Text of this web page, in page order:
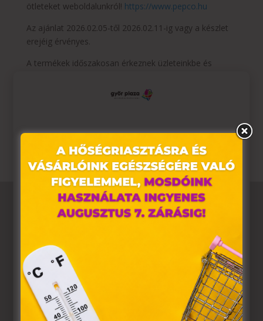
ötleteket weboldalunkról! https://www.pepco.hu
Az ajánlat 2026.02.05-től 2026.02.11-ig vagy a készlet
erejéig érvényes.
A termékek időszakosan érkeznek üzleteinkbe és
Weboldalunkon „cookie"-kat (továbbiakban „süti")
alkalmazunk. Ezek olyan fájlok, melyek információt
tárolnak webes böngészőjében. Ehhez az Ön
hozzájárulása szükséges.
A „sütiket" az elektronikus hírközlésről szóló 2003. évi C.
törvény, az elektronikus kereskedelmi szolgáltatások, az
információs társadalommal összefüggő szolgáltatások
egyes kérdéseiről szóló 2001. évi CVIII. törvény, valamint
az Európai Unió előírásainak megfelelően használjuk.
Azon weblapoknak, melyek az Európai Unió országain
belül működnek, a „sütik" használatához, és ezeknek a
felhasználó számítógépén vagy egyéb eszközén történő
tárolásához a felhasználók hozzájárulását kell kérniük.